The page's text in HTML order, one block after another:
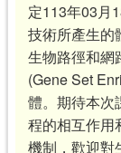
定113年03月
技術所產生的
生物路徑和網
(Gene Set
體。期待本次
程的相互作用
機制，歡迎對